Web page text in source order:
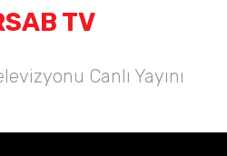
TV
Canlı Yayını